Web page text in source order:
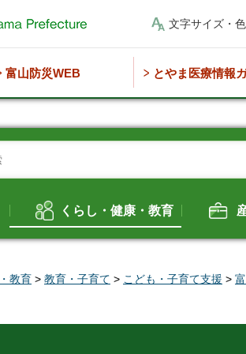
文字サイズ・
富山防災WEB とやま医療情報
くらし・健康・教育
教育 > 教育・子育て > こども・子育て支援 >